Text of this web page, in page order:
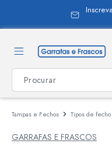
Tampas e Fechos Tipos de fecho
GARRAFAS E FRASCOS